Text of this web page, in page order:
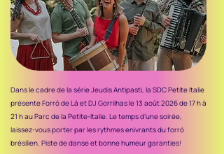
Dans le cadre de la série Jeudis Antipasti, la SDC Petite Italie
présente Forró de Lá et DJ Gorrilhas le 13 août 2026 de 17 h à
21 h au Parc de la Petite-Italie. Le temps d’une soirée,
laissez-vous porter par les rythmes enivrants du forró
brésilien. Piste de danse et bonne humeur garanties!